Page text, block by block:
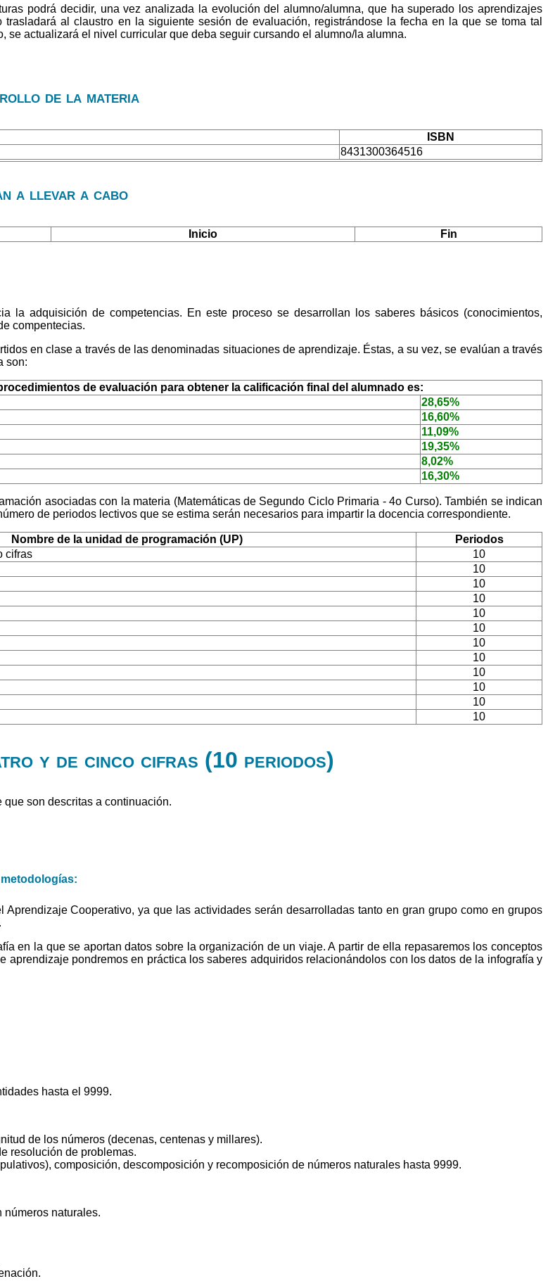
podrá decidir, una vez analizada la evolución del alumno/alumna, que ha superado los aprendizajes
al claustro en la siguiente sesión de evaluación, registrándose la fecha en la que se toma tal
actualizará el nivel curricular que deba seguir cursando el alumno/la alumna.
de la materia
ISBN
8431300364516
a llevar a cabo
Inicio Fin
la adquisición de competencias. En este proceso se desarrollan los saberes básicos (conocimientos,
compentecias.
en clase a través de las denominadas situaciones de aprendizaje. Éstas, a su vez, se evalúan a través
son:
de evaluación para obtener la calificación final del alumnado es:
28,65%
16,60%
11,09%
19,35%
8,02%
16,30%
asociadas con la materia (Matemáticas de Segundo Ciclo Primaria - 4o Curso). También se indican
de periodos lectivos que se estima serán necesarios para impartir la docencia correspondiente.
Nombre de la unidad de programación (UP)
Periodos
cifras
10
10
10
10
10
10
10
10
10
10
10
10
y de cinco cifras (10 periodos)
son descritas a continuación.
Cooperativo, ya que las actividades serán desarrolladas tanto en gran grupo como en grupos
en la que se aportan datos sobre la organización de un viaje. A partir de ella repasaremos los conceptos
pondremos en práctica los saberes adquiridos relacionándolos con los datos de la infografía y
hasta el 9999.
de los números (decenas, centenas y millares).
resolución de problemas.
composición, descomposición y recomposición de números naturales hasta 9999.
naturales.